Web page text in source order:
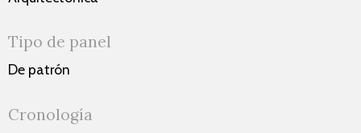
Tipo de panel
De patrón
Cronología